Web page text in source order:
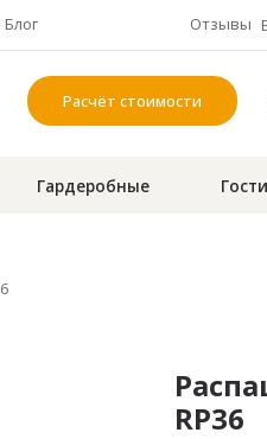
Расчёт стоимости
Блог Отзывы
Гардеробные
RP36